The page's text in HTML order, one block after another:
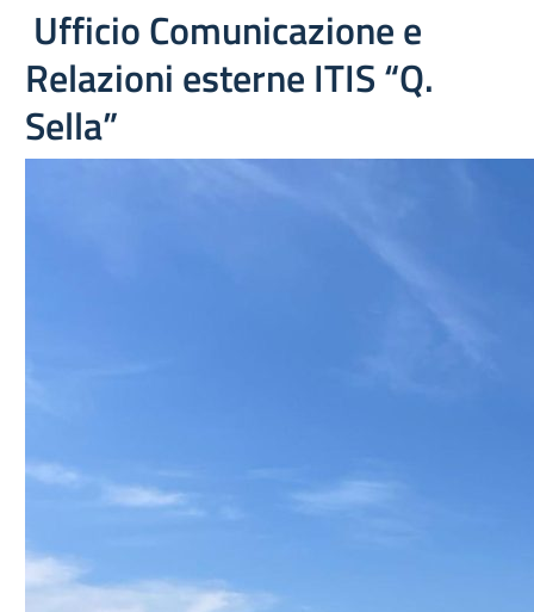
Ufficio Comunicazione e
Relazioni esterne ITIS “Q.
Sella”